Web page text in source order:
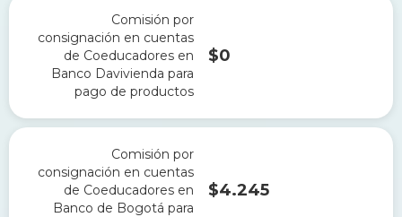
Comisión por
consignación en cuentas
de Coeducadores en
Banco Davivienda para
pago de productos
$0
Comisión por
consignación en cuentas
de Coeducadores en
Banco de Bogotá para
$4.245